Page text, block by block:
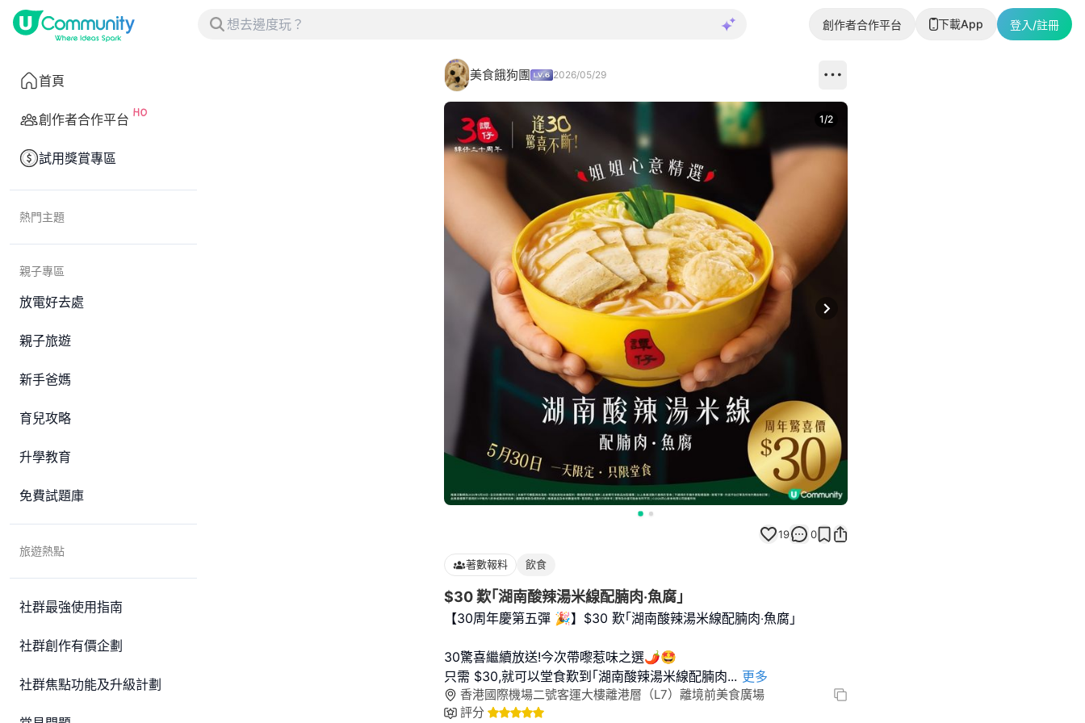
創作者合作平台 下載App 登入/註冊
首頁
創作者合作平台
試用獎賞專區
熱門主題
親子專區
放電好去處
親子旅遊
新手爸媽
育兒攻略
升學教育
免費試題庫
旅遊熱點
社群最強使用指南
社群創作有價企劃
社群焦點功能及升級計劃
美食餓狗團 2026/05/29
Next slide
1/2
19 0
著數報料 飲食
$30 歎｢湖南酸辣湯米線配腩肉‧魚腐｣
【30周年慶第五彈 🎉】$30 歎｢湖南酸辣湯米線配腩肉‧魚腐｣
30驚喜繼續放送!今次帶嚟惹味之選🌶️🤩
只需 $30,就可以堂食歎到｢湖南酸辣湯米線配腩肉... 更多
香港國際機場二號客運大樓離港層（L7）離境前美食廣場
評分